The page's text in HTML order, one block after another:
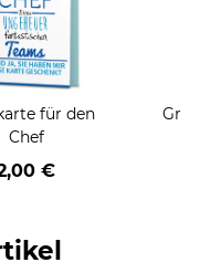
für den
Chef
€